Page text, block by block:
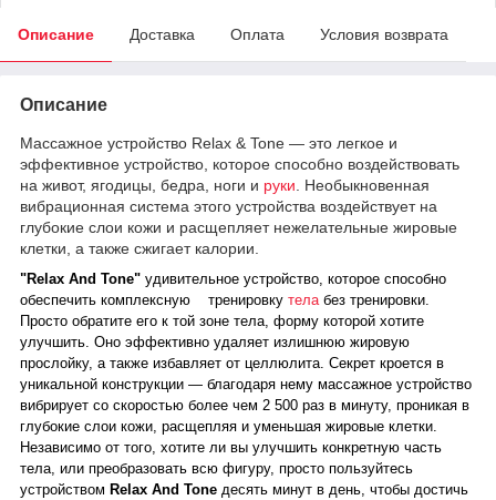
Описание Доставка Оплата Условия возврата
Описание
Массажное устройство Relax & Tone — это легкое и
эффективное устройство, которое способно воздействовать
на живот, ягодицы, бедра, ноги и руки . Необыкновенная
вибрационная система этого устройства воздействует на
глубокие слои кожи и расщепляет нежелательные жировые
клетки, а также сжигает калории.
"Relax And Tone" удивительное устройство, которое способно
обеспечить комплексную тренировку тела без тренировки.
Просто обратите его к той зоне тела, форму которой хотите
улучшить. Оно эффективно удаляет излишнюю жировую
прослойку, а также избавляет от целлюлита. Секрет кроется в
уникальной конструкции — благодаря нему массажное устройство
вибрирует со скоростью более чем 2 500 раз в минуту, проникая в
глубокие слои кожи, расщепляя и уменьшая жировые клетки.
Независимо от того, хотите ли вы улучшить конкретную часть
тела, или преобразовать всю фигуру, просто пользуйтесь
устройством Relax And Tone десять минут в день, чтобы достичь